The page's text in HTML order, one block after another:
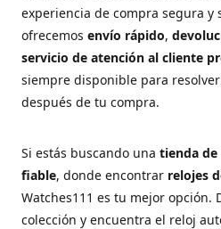
experiencia de compra segura y
ofrecemos envío rápido,
servicio de atención al cliente
siempre disponible para
después de tu compra.
Si estás buscando una tienda
fiable, donde encontrar relojes
Watches111 es tu mejor opción.
colección y encuentra el reloj